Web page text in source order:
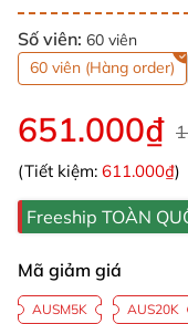
Số viên: 60 viên
60 viên (Hàng order)
651.000₫
(Tiết kiệm: 611.000₫)
Freeship TOÀN
Mã giảm giá
AUSM5K AUS20K